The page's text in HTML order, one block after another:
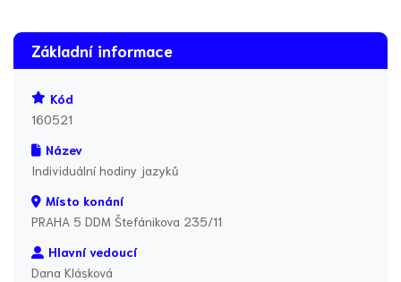
Základní informace
Kód
160521
Název
Individuální hodiny jazyků
Místo konání
PRAHA 5 DDM Štefánikova 235/11
Hlavní vedoucí
Dana Klásková